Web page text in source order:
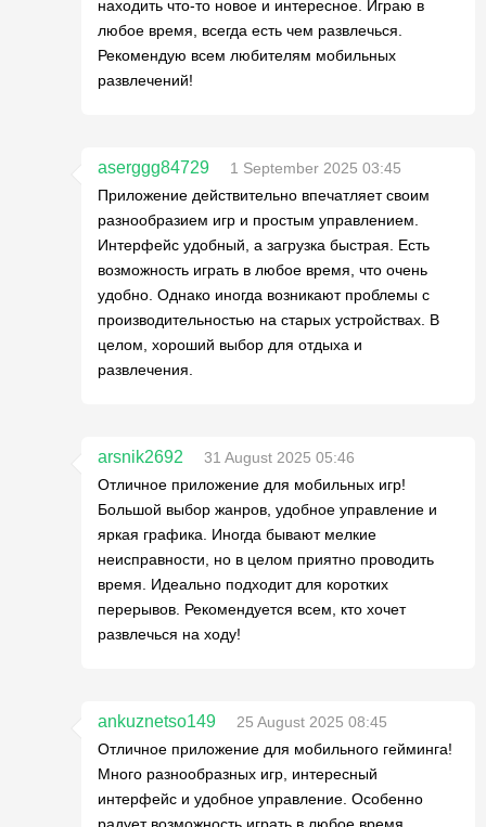
находить что-то новое и интересное. Играю в
любое время, всегда есть чем развлечься.
Рекомендую всем любителям мобильных
развлечений!
aserggg84729
1 September 2025 03:45
Приложение действительно впечатляет своим
разнообразием игр и простым управлением.
Интерфейс удобный, а загрузка быстрая. Есть
возможность играть в любое время, что очень
удобно. Однако иногда возникают проблемы с
производительностью на старых устройствах. В
целом, хороший выбор для отдыха и
развлечения.
arsnik2692
31 August 2025 05:46
Отличное приложение для мобильных игр!
Большой выбор жанров, удобное управление и
яркая графика. Иногда бывают мелкие
неисправности, но в целом приятно проводить
время. Идеально подходит для коротких
перерывов. Рекомендуется всем, кто хочет
развлечься на ходу!
ankuznetso149
25 August 2025 08:45
Отличное приложение для мобильного гейминга!
Много разнообразных игр, интересный
интерфейс и удобное управление. Особенно